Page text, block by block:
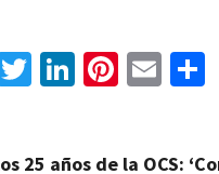
Twitter
LinkedIn
25 años de la OCS: